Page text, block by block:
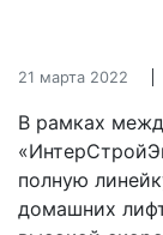
21 марта 2022
В рамках
полную
домашних